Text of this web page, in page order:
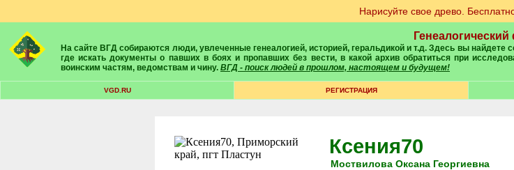
Нарисуйте свое древо.
На сайте ВГД собираются люди, увлеченные генеалогией, историей, геральдикой и т.д. Здесь вы найдете собеседников, экспертов, умелых помощников в поисках предков и родственников. Вам подскажут
где искать документы о павших в боях и пропавших без вести, в какой архив обратиться при
воинским частям, ведомствам и чину. ВГД - поиск людей в прошлом, настоящем и будущем!
VGD.RU РЕГИСТРАЦИЯ
Ксения70
Моствилова Оксана Георгиевна